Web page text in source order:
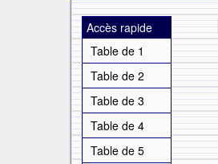
Accès rapide
Table de 1
Table de 2
Table de 3
Table de 4
Table de 5